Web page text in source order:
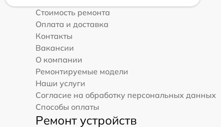
Стоимость ремонта
Оплата и доставка
Контакты
Вакансии
О компании
Ремонтируемые модели
Наши услуги
Согласие на обработку персональных данных
Способы оплаты
Ремонт устройств